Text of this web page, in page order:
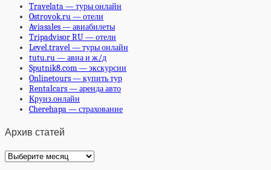
Travelata — туры онлайн
Ostrovok.ru — отели
Aviasales — авиабилеты
Tripadvisor RU — отели
Level.travel — туры онлайн
tutu.ru — авиа и ж/д
Sputnik8.com — экскурсии
Onlinetours — купить тур
Rentalcars — аренда авто
Круиз.онлайн
Cherehapa — страхование
Архив статей
Архив
статей